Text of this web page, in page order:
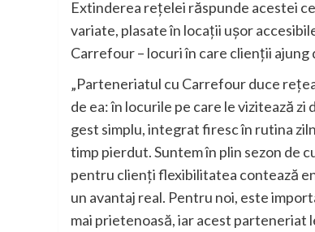
Extinderea rețelei răspunde acestei
variate, plasate în locații ușor
Carrefour – locuri în care clienții ajung
„Parteneriatul cu Carrefour duce
de ea: în locurile pe care le vizitează
gest simplu, integrat firesc în rutina
timp pierdut. Suntem în plin sezon de
pentru clienți flexibilitatea contează
un avantaj real. Pentru noi, este
mai prietenoasă, iar acest